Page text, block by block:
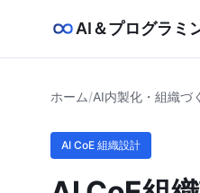
AI＆プログラミ
ホーム/AI内製化・組織づ
AI CoE 組織設計